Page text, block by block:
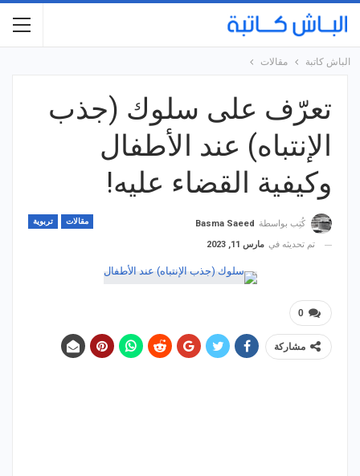
الباش كاتبة مقالات
تعرّف على سلوك (جذب
الإنتباه) عند الأطفال
وكيفية القضاء عليه!
مقالات تربوية كُتِب بواسطة
Basma Saeed
تم تحديثه في مارس 11, 2023
0
مشاركة